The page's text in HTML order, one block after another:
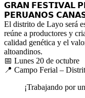
𝗚𝗥𝗔𝗡 𝗙𝗘𝗦𝗧𝗜𝗩𝗔𝗟
𝗣𝗘𝗥𝗨𝗔𝗡𝗢𝗦
El distrito de Layo será
reúne a productores y
calidad genética y el
altoandinos.
📅 Lunes 20 de octubre
📍 Campo Ferial –
¡Trabajando por